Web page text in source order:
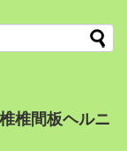
椎間板ヘルニ